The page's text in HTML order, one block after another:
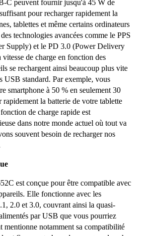
C peuvent fournir jusqu'à 45 W de
pour recharger rapidement la
tablettes et même certains ordinateurs
technologies avancées comme le PPS
Supply) et le PD 3.0 (Power Delivery
de charge en fonction des
se rechargent ainsi beaucoup plus vite
USB standard. Par exemple, vous
smartphone à 50 % en seulement 30
rapidement la batterie de votre tablette
de charge rapide est
dans notre monde actuel où tout va
souvent besoin de recharger nos
est conçue pour être compatible avec
Elle fonctionne avec les
2.0 et 3.0, couvrant ainsi la quasi-
par USB que vous pourriez
mentionne notamment sa compatibilité